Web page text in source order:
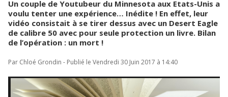
Un couple de Youtubeur du Minnesota aux Etats-Unis a
voulu tenter une expérience… Inédite ! En effet, leur
vidéo consistait à se tirer dessus avec un Desert Eagle
de calibre 50 avec pour seule protection un livre. Bilan
de l’opération : un mort !
Par Chloé Grondin - Publié le Vendredi 30 Juin 2017 à 14:40